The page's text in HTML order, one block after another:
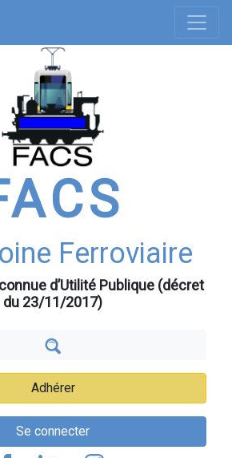
Ferroviaire
d’Utilité Publique (décret
du 23/11/2017)
Adhérer
Se connecter